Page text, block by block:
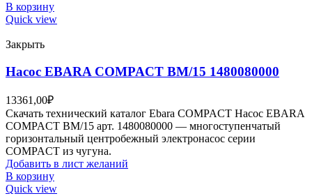
В корзину
Quick view
Закрыть
Насос EBARA COMPACT BM/15 1480080000
13361,00₽
Скачать технический каталог Ebara COMPACT Насос EBARA
COMPACT BM/15 арт. 1480080000 — многоступенчатый
горизонтальный центробежный электронасос серии
COMPACT из чугуна.
Добавить в лист желаний
В корзину
Quick view